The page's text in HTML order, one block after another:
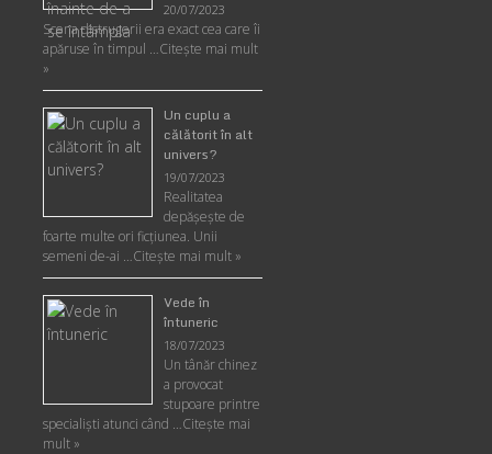
20/07/2023
Scena distrugerii era exact cea care îi
apăruse în timpul …Citește mai mult
»
Un cuplu a
călătorit în alt
univers?
19/07/2023
Realitatea
depăşeşte de
foarte multe ori ficţiunea. Unii
semeni de-ai …Citește mai mult »
Vede în
întuneric
18/07/2023
Un tânăr chinez
a provocat
stupoare printre
specialişti atunci când …Citește mai
mult »